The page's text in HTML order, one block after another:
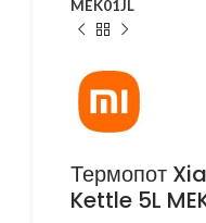
MEK01JL
Термопот
Kettle 5L